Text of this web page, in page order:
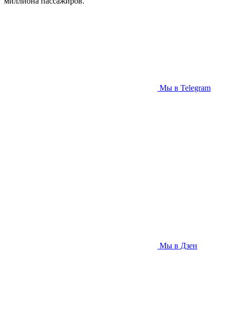
Мы в Telegram
Мы в Дзен